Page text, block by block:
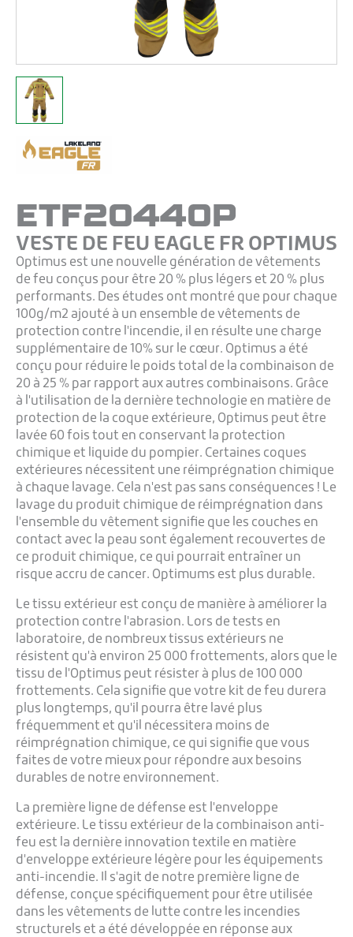
ETF2044OP
VESTE DE FEU EAGLE FR OPTIMUS
Optimus est une nouvelle génération de vêtements
de feu conçus pour être 20 % plus légers et 20 % plus
performants. Des études ont montré que pour chaque
100g/m2 ajouté à un ensemble de vêtements de
protection contre l'incendie, il en résulte une charge
supplémentaire de 10% sur le cœur. Optimus a été
conçu pour réduire le poids total de la combinaison de
20 à 25 % par rapport aux autres combinaisons. Grâce
à l'utilisation de la dernière technologie en matière de
protection de la coque extérieure, Optimus peut être
lavée 60 fois tout en conservant la protection
chimique et liquide du pompier. Certaines coques
extérieures nécessitent une réimprégnation chimique
à chaque lavage. Cela n'est pas sans conséquences ! Le
lavage du produit chimique de réimprégnation dans
l'ensemble du vêtement signifie que les couches en
contact avec la peau sont également recouvertes de
ce produit chimique, ce qui pourrait entraîner un
risque accru de cancer. Optimums est plus durable.
Le tissu extérieur est conçu de manière à améliorer la
protection contre l'abrasion. Lors de tests en
laboratoire, de nombreux tissus extérieurs ne
résistent qu'à environ 25 000 frottements, alors que le
tissu de l'Optimus peut résister à plus de 100 000
frottements. Cela signifie que votre kit de feu durera
plus longtemps, qu'il pourra être lavé plus
fréquemment et qu'il nécessitera moins de
réimprégnation chimique, ce qui signifie que vous
faites de votre mieux pour répondre aux besoins
durables de notre environnement.
La première ligne de défense est l'enveloppe
extérieure. Le tissu extérieur de la combinaison anti-
feu est la dernière innovation textile en matière
d'enveloppe extérieure légère pour les équipements
anti-incendie. Il s'agit de notre première ligne de
défense, conçue spécifiquement pour être utilisée
dans les vêtements de lutte contre les incendies
structurels et a été développée en réponse aux